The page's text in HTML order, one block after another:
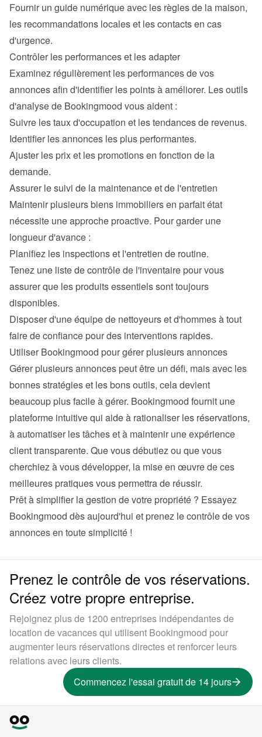
Fournir un guide numérique avec les règles de la maison,
les recommandations locales et les contacts en cas
d'urgence.
Contrôler les performances et les adapter
Examinez régulièrement les performances de vos
annonces afin d'identifier les points à améliorer. Les outils
d'analyse de Bookingmood vous aident :
Suivre les taux d'occupation et les tendances de revenus.
Identifier les annonces les plus performantes.
Ajuster les prix et les promotions en fonction de la
demande.
Assurer le suivi de la maintenance et de l'entretien
Maintenir plusieurs biens immobiliers en parfait état
nécessite une approche proactive. Pour garder une
longueur d'avance :
Planifiez les inspections et l'entretien de routine.
Tenez une liste de contrôle de l'inventaire pour vous
assurer que les produits essentiels sont toujours
disponibles.
Disposer d'une équipe de nettoyeurs et d'hommes à tout
faire de confiance pour des interventions rapides.
Utiliser Bookingmood pour gérer plusieurs annonces
Gérer plusieurs annonces peut être un défi, mais avec les
bonnes stratégies et les bons outils, cela devient
beaucoup plus facile à gérer. Bookingmood fournit une
plateforme intuitive qui aide à rationaliser les réservations,
à automatiser les tâches et à maintenir une expérience
client transparente. Que vous débutiez ou que vous
cherchiez à vous développer, la mise en œuvre de ces
meilleures pratiques vous permettra de réussir.
Bookingmood dès aujourd'hui et prenez le contrôle de vos
annonces en toute simplicité !
Prenez le contrôle de vos réservations.
Créez votre propre entreprise.
Rejoignez plus de 1200 entreprises indépendantes de
location de vacances qui utilisent Bookingmood pour
augmenter leurs réservations directes et renforcer leurs
relations avec leurs clients.
Commencez l'essai gratuit de 14 jours